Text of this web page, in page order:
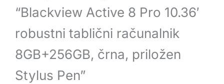
“Blackview Active 8 Pro 10.36′
robustni tablični računalnik
8GB+256GB, črna, priložen
Stylus Pen”